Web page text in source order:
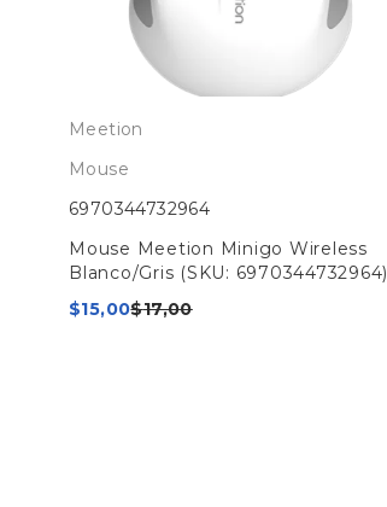
Meetion
Mouse
6970344732964
Mouse Meetion Minigo Wireless
Blanco/Gris (SKU: 6970344732964)
$17,00
$15,00